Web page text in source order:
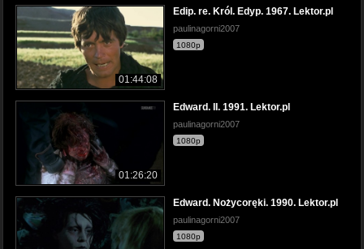
01:44:08
Edip. re. Król. Edyp. 1967. Lektor.pl
paulinagorni2007
1080p
01:26:20
Edward. II. 1991. Lektor.pl
paulinagorni2007
1080p
Edward. Nożycoręki. 1990. Lektor.pl
paulinagorni2007
1080p